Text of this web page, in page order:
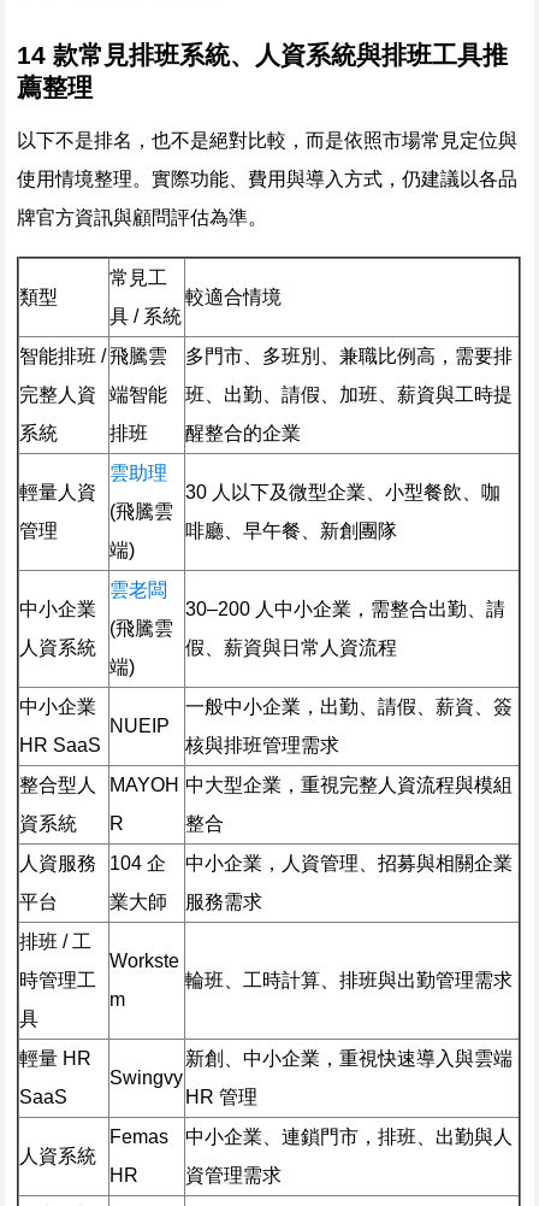
14 款常見排班系統、人資系統與排班工具推
薦整理
以下不是排名，也不是絕對比較，而是依照市場常見定位與
使用情境整理。實際功能、費用與導入方式，仍建議以各品
牌官方資訊與顧問評估為準。
類型
常見工
具 / 系統
較適合情境
智能排班 /
完整人資
系統
飛騰雲
端智能
排班
多門市、多班別、兼職比例高，需要排
班、出勤、請假、加班、薪資與工時提
醒整合的企業
輕量人資
管理
雲助理
(飛騰雲
端)
30 人以下及微型企業、小型餐飲、咖
啡廳、早午餐、新創團隊
中小企業
人資系統
雲老闆
(飛騰雲
端)
30–200 人中小企業，需整合出勤、請
假、薪資與日常人資流程
中小企業
HR SaaS
NUEIP
一般中小企業，出勤、請假、薪資、簽
核與排班管理需求
整合型人
資系統
MAYOH
R
中大型企業，重視完整人資流程與模組
整合
人資服務
平台
104 企
業大師
中小企業，人資管理、招募與相關企業
服務需求
排班 / 工
時管理工
具
Workste
m
輪班、工時計算、排班與出勤管理需求
輕量 HR
SaaS
Swingvy
新創、中小企業，重視快速導入與雲端
HR 管理
人資系統
Femas
HR
中小企業、連鎖門市，排班、出勤與人
資管理需求